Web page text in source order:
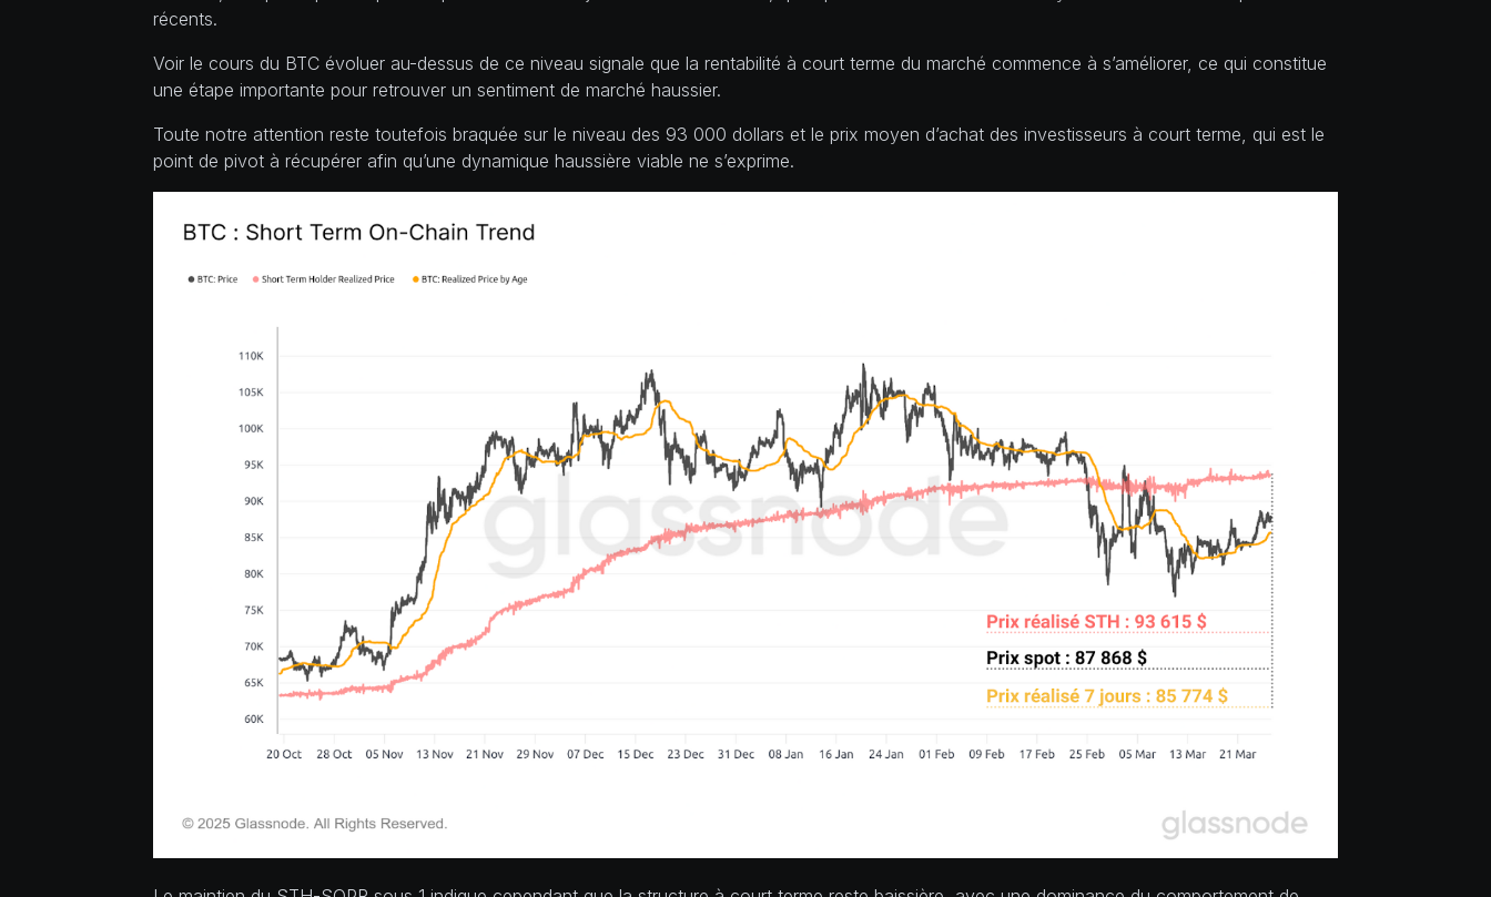
récents.
Voir le cours du BTC évoluer au-dessus de ce niveau signale que la rentabilité à court terme du marché commence à s’améliorer, ce qui constitue
une étape importante pour retrouver un sentiment de marché haussier.
Toute notre attention reste toutefois braquée sur le niveau des 93 000 dollars et le prix moyen d’achat des investisseurs à court terme, qui est le
point de pivot à récupérer afin qu’une dynamique haussière viable ne s’exprime.